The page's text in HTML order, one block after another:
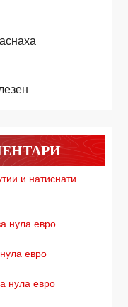
и натиснати
нула евро
евро
нула евро